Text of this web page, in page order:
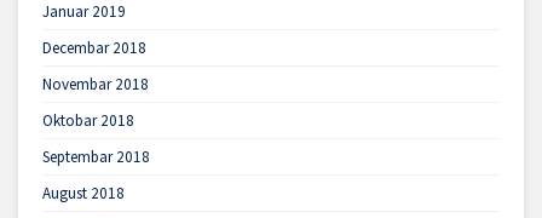
Januar 2019
Decembar 2018
Novembar 2018
Oktobar 2018
Septembar 2018
August 2018